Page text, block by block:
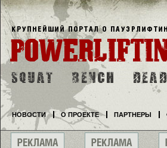
НОВОСТИ О ПРОЕКТЕ ПАРТНЕРЫ